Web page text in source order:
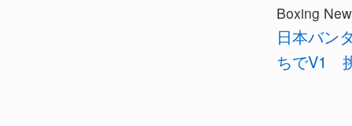
Boxing
日本バン
ちでV1